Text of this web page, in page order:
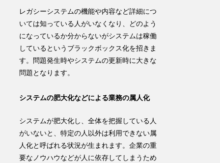
レガシーシステムの機能や内容など詳細につ
いては知っている人がいなくなり、どのよう
になっているか分からないがシステムは稼働
しているという ブラックボックス化を招きま
す。
問題発生時やシステムの更新時に大きな
問題 となります。
システムの肥大化などによる業務の属人化
システムが肥大化し、全体を把握している人
がいないと、特定の人以外は利用できない属
人化と呼ばれる状況が生まれます。企業の重
要なノウハウなどが人に依存してしまうため